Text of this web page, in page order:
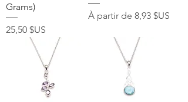
Grams)
Prix
25,50 $US
À partir de 8,93 $US
Prix promotionnel